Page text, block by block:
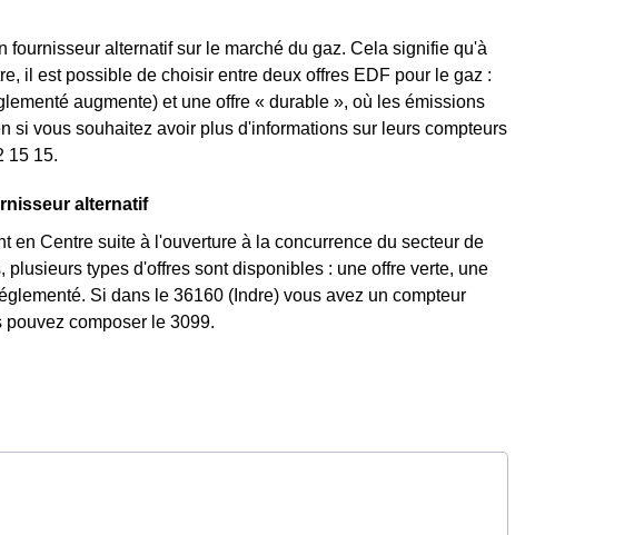
alternatif sur le marché du gaz. Cela signifie qu'à
il est possible de choisir entre deux offres EDF pour le gaz :
augmente) et une offre « durable », où les émissions
si vous souhaitez avoir plus d'informations sur leurs compteurs
15 15.
alternatif
en Centre suite à l'ouverture à la concurrence du secteur de
types d'offres sont disponibles : une offre verte, une
Si dans le 36160 (Indre) vous avez un compteur
composer le 3099.